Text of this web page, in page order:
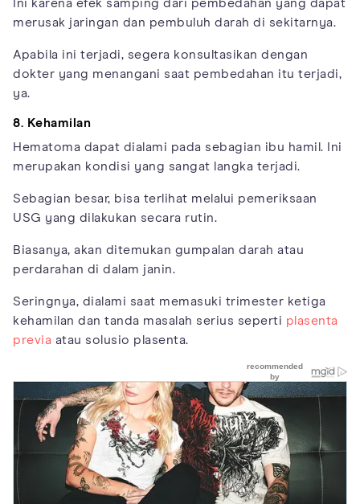
Ini karena efek samping dari pembedahan yang dapat
merusak jaringan dan pembuluh darah di sekitarnya.
Apabila ini terjadi, segera konsultasikan dengan
dokter yang menangani saat pembedahan itu terjadi,
ya.
8. Kehamilan
Hematoma dapat dialami pada sebagian ibu hamil. Ini
merupakan kondisi yang sangat langka terjadi.
Sebagian besar, bisa terlihat melalui pemeriksaan
USG yang dilakukan secara rutin.
Biasanya, akan ditemukan gumpalan darah atau
perdarahan di dalam janin.
Seringnya, dialami saat memasuki trimester ketiga
kehamilan dan tanda masalah serius seperti plasenta
previa atau solusio plasenta.